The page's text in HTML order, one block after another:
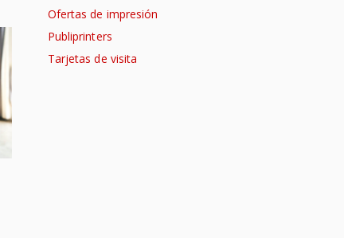
Ofertas de impresión
Publiprinters
Tarjetas de visita